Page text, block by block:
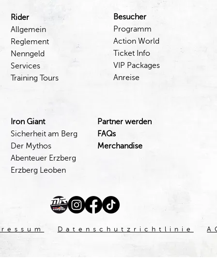
Datenschutzrichtlinie
Rider
Allgemein
Reglement
Nenngeld
Services
Training Tours
Besucher
Programm
Action World
Ticket Info
VIP Packages
Anreise
Iron Giant
Sicherheit am Berg
Der Mythos
Abenteuer Erzberg
Erzberg Leoben
Partner werden
FAQs
Merchandise